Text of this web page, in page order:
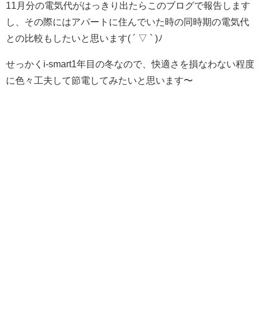
11月分の電気代がはっきり出たらこのブログで報告します
し、その際にはアパートに住んでいた時の同時期の電気代
との比較もしたいと思います( ´ ▽ ` )ﾉ
せっかくi-smart1年目の冬なので、快適さを損なわない程度
に色々工夫して節電してみたいと思います〜